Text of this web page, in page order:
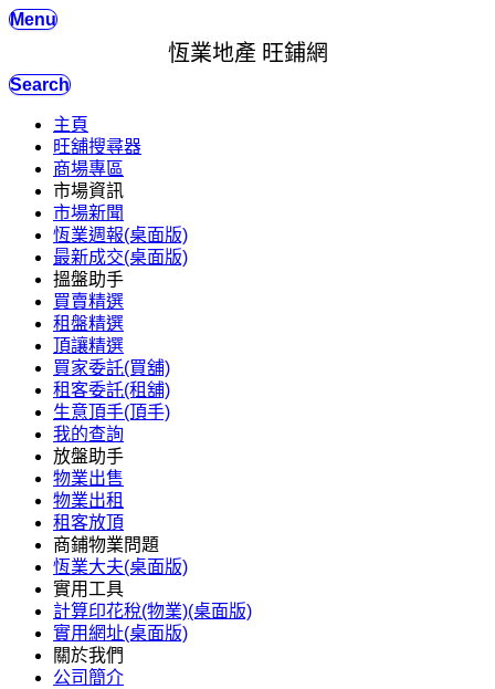
Menu
恆業地產 旺鋪網
Search
主頁
旺舖搜尋器
商場專區
市場資訊
市場新聞
恆業週報(桌面版)
最新成交(桌面版)
搵盤助手
買賣精選
租盤精選
頂讓精選
買家委託(買舖)
租客委託(租舖)
生意頂手(頂手)
我的查詢
放盤助手
物業出售
物業出租
租客放頂
商鋪物業問題
恆業大夫(桌面版)
實用工具
計算印花稅(物業)(桌面版)
實用網址(桌面版)
關於我們
公司簡介